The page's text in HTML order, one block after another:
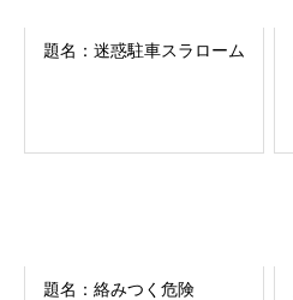
題名：迷惑駐車スラローム
題名：絡みつく危険